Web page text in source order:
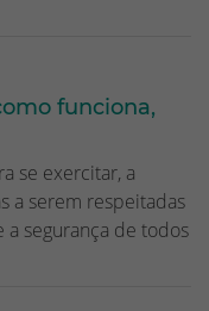
funciona,
se exercitar, a
a serem respeitadas
segurança de todos